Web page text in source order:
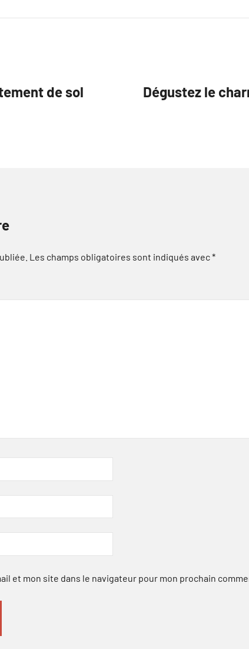
de sol
Dégustez le
Les champs obligatoires sont indiqués avec*
et mon site dans le navigateur pour mon prochain